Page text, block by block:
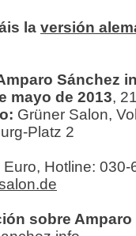
la versión
Sánchez
mayo de 2013,
Grüner Salon,
Platz 2
Hotline: 030-
sobre Amparo